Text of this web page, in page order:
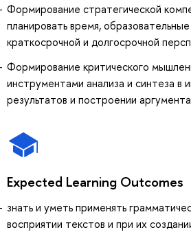
Формирование стратегической
планировать время,
краткосрочной и долгосрочной
Формирование критического
инструментами анализа и синтеза в
результатов и построении
Expected Learning Outcomes
знать и уметь применять
восприятии текстов и при их